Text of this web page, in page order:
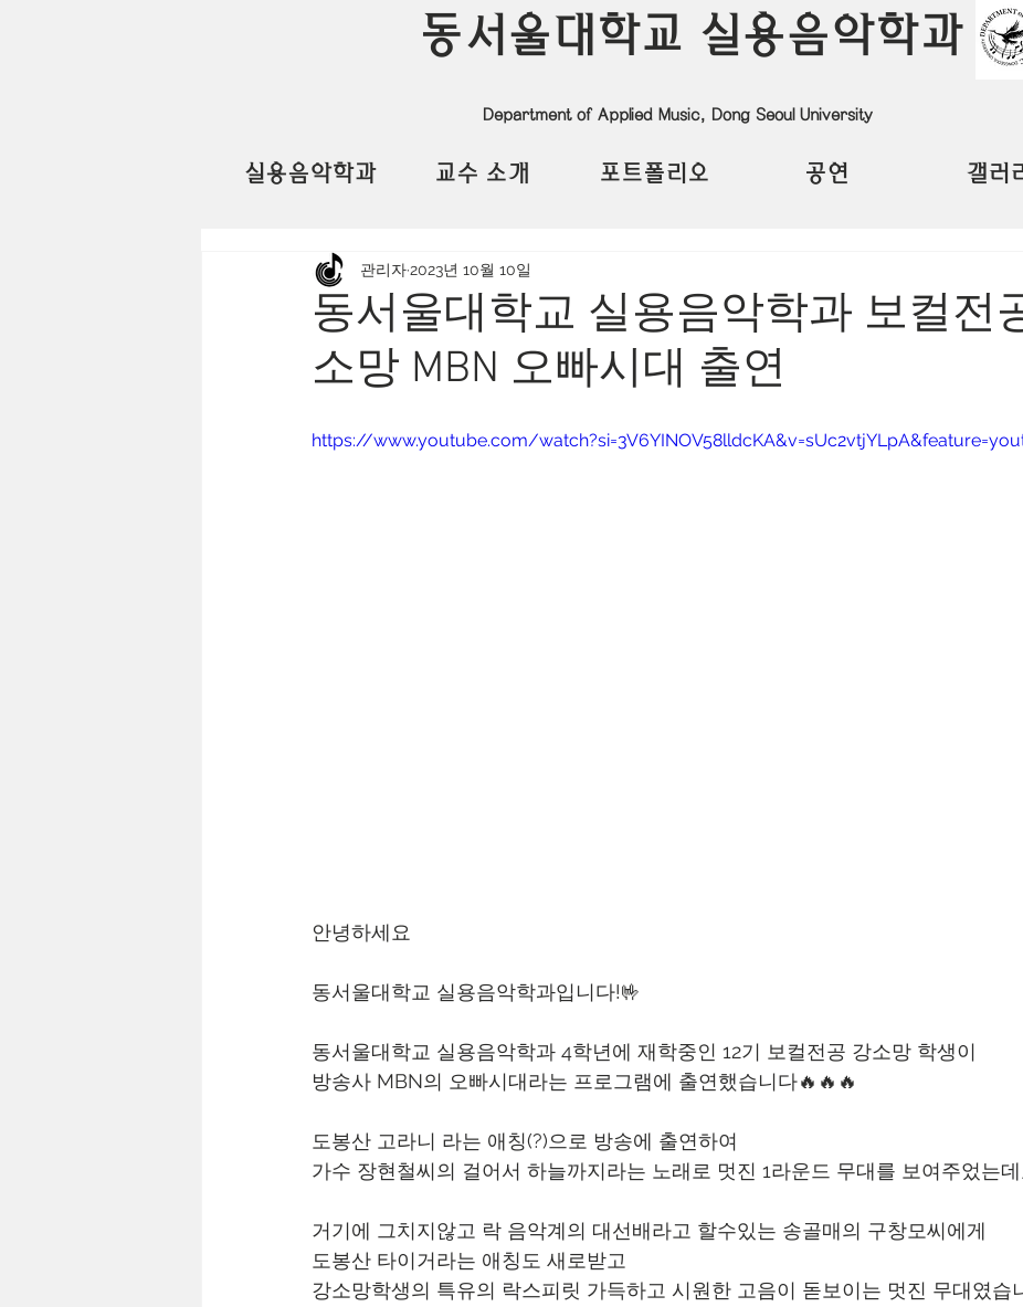
동서울대학교 실용음악학과
Department of Applied Music, Dong Seoul University
실용음악학과 교수 소개 포트폴리오 공연 갤러
동서울대학교 실용음악학과 보컬전
소망 MBN 오빠시대 출연
관리자2023년 10월 10일
https://www.youtube.com/
안녕하세요
동서울대학교 실용음악학과입니다!🤟
동서울대학교 실용음악학과 4학년에 재학중인 12기 보컬전공 강소망 학생이
방송사 MBN의 오빠시대라는 프로그램에 출연했습니다🔥🔥🔥
도봉산 고라니 라는 애칭(?)으로 방송에 출연하여
가수 장현철씨의 걸어서 하늘까지라는 노래로 멋진 1라운드 무대를 보여주었는
거기에 그치지않고 락 음악계의 대선배라고 할수있는 송골매의 구창모씨에게
도봉산 타이거라는 애칭도 새로받고
강소망학생의 특유의 락스피릿 가득하고 시원한 고음이 돋보이는 멋진 무대였습